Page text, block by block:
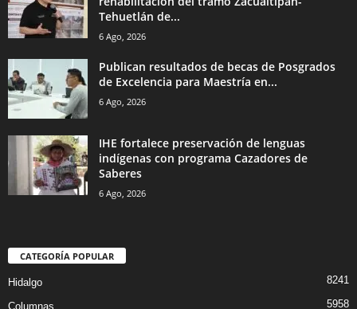
Tehuetlán de...
6 Ago, 2026
Publican resultados de becas de Posgrados
de Excelencia para Maestría en...
6 Ago, 2026
IHE fortalece preservación de lenguas
indígenas con programa Cazadores de
Saberes
6 Ago, 2026
CATEGORÍA POPULAR
Hidalgo 8241
Columnas 5958